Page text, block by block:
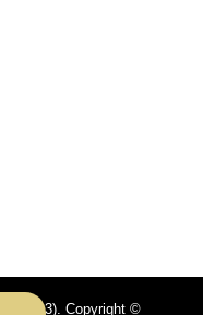
Copyright ©